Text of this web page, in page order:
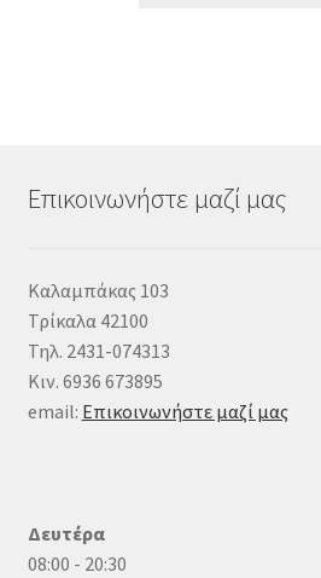
Επικοινωνήστε μαζί μας
Καλαμπάκας 103
Τρίκαλα 42100
Τηλ. 2431-074313
Κιν. 6936 673895
email: Επικοινωνήστε μαζί μας
Δευτέρα
08:00 - 20:30